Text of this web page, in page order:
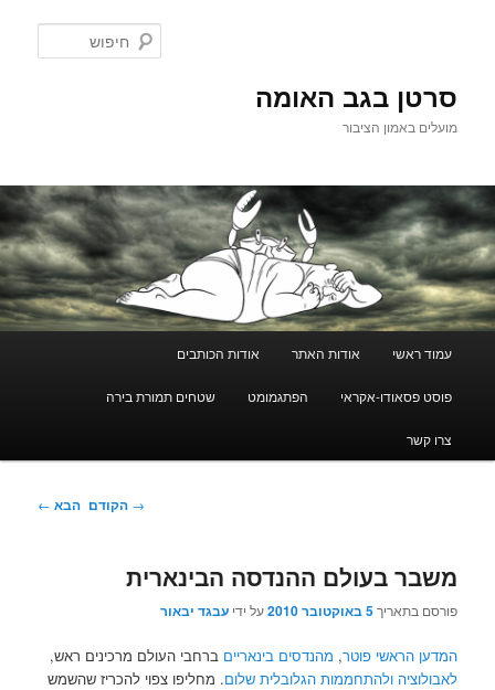
סרטן בגב האומה
מועלים באמון הציבור
עמוד ראשי אודות האתר אודות הכותבים
פוסט פסאודו-אקראי הפתגמומט שטחים תמורת בירה
צרו קשר
ניווט
→ הקודם הבא ←
משבר בעולם ההנדסה הבינארית
פורסם בתאריך5 באוקטובר 2010 על ידיעבגד יבאור
המדען הראשי פוטר, מהנדסים בינאריים ברחבי העולם מרכינים ראש,
לאבולוציה ולהתחממות הגלובלית שלום. מחליפו צפוי להכריז שהשמש